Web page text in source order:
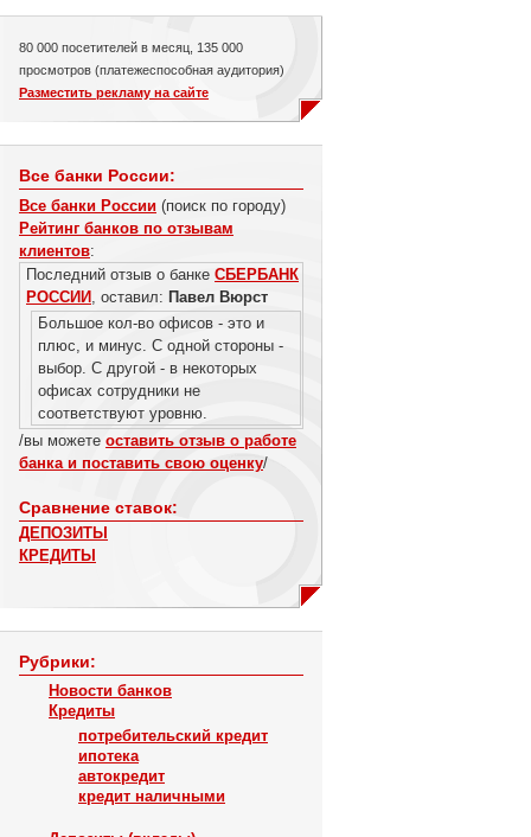
80 000 посетителей в месяц, 135 000
просмотров (платежеспособная аудитория)
Разместить рекламу на сайте
Все банки России:
Все банки России (поиск по городу)
Рейтинг банков по отзывам
клиентов:
Последний отзыв о банке СБЕРБАНК
РОССИИ , оставил: Павел Вюрст
Большое кол-во офисов - это и
плюс, и минус. С одной стороны -
выбор. С другой - в некоторых
офисах сотрудники не
соответствуют уровню.
/вы можете оставить отзыв о работе
банка и поставить свою оценку/
Сравнение ставок:
ДЕПОЗИТЫ
КРЕДИТЫ
Рубрики:
Новости банков
Кредиты
потребительский кредит
ипотека
автокредит
кредит наличными